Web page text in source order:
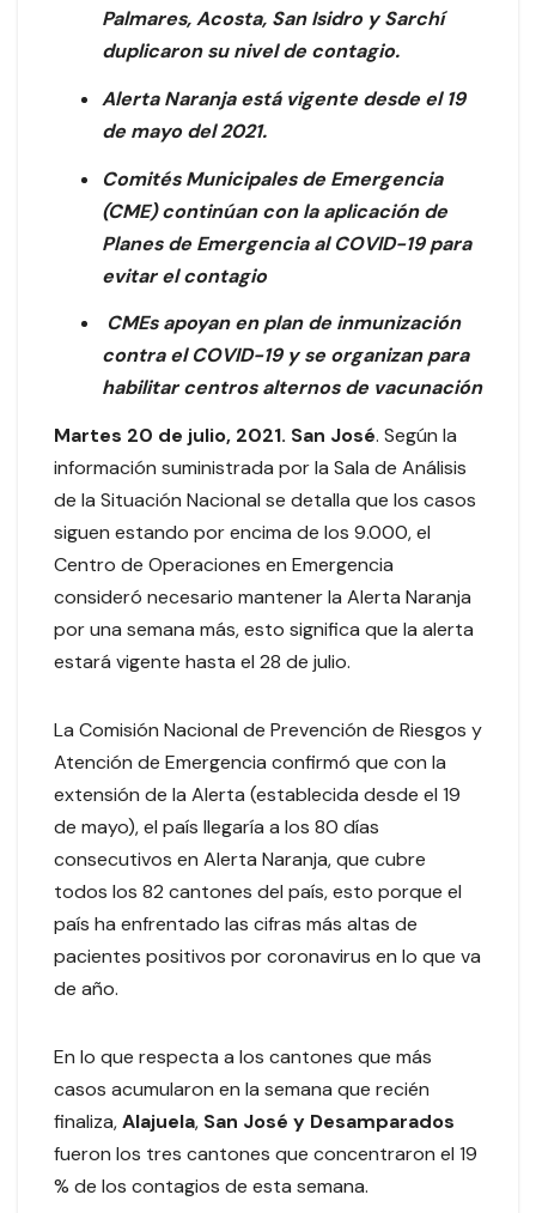
Palmares, Acosta, San Isidro y Sarchí
duplicaron su nivel de contagio.
Alerta Naranja está vigente desde el 19
de mayo del 2021.
Comités Municipales de Emergencia
(CME) continúan con la aplicación de
Planes de Emergencia al COVID-19 para
evitar el contagio
CMEs apoyan en plan de inmunización
contra el COVID-19 y se organizan para
habilitar centros alternos de vacunación
Martes 20 de julio, 2021. San José. Según la
información suministrada por la Sala de Análisis
de la Situación Nacional se detalla que los casos
siguen estando por encima de los 9.000, el
Centro de Operaciones en Emergencia
consideró necesario mantener la Alerta Naranja
por una semana más, esto significa que la alerta
estará vigente hasta el 28 de julio.
La Comisión Nacional de Prevención de Riesgos y
Atención de Emergencia confirmó que con la
extensión de la Alerta (establecida desde el 19
de mayo), el país llegaría a los 80 días
consecutivos en Alerta Naranja, que cubre
todos los 82 cantones del país, esto porque el
país ha enfrentado las cifras más altas de
pacientes positivos por coronavirus en lo que va
de año.
En lo que respecta a los cantones que más
casos acumularon en la semana que recién
finaliza,Alajuela, San José y Desamparados
fueron los tres cantones que concentraron el 19
% de los contagios de esta semana.